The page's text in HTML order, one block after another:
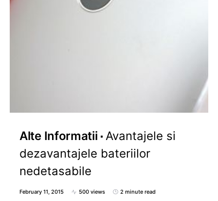
Alte Informatii Avantajele si
dezavantajele bateriilor
nedetasabile
February 11, 2015 500 views 2 minute read